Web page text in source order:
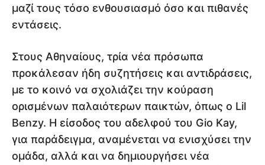
μαζί τους τόσο ενθουσιασμό όσο και πιθανές
εντάσεις.
Στους Αθηναίους, τρία νέα πρόσωπα
προκάλεσαν ήδη συζητήσεις και αντιδράσεις,
με το κοινό να σχολιάζει την κούραση
ορισμένων παλαιότερων παικτών, όπως ο Lil
Benzy. Η είσοδος του αδελφού του Gio Kay,
για παράδειγμα, αναμένεται να ενισχύσει την
ομάδα, αλλά και να δημιουργήσει νέα